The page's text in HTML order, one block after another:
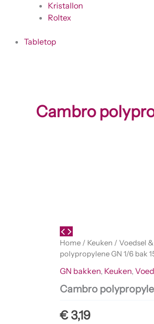
Kristallon
Roltex
Tabletop
Cambro
Home / Keuken / Voedsel
polypropylene GN 1/6 bak
GN bakken, Keuken,
Cambro
€ 3,19